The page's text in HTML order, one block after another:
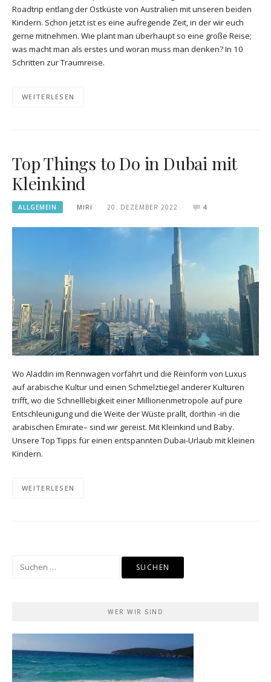
Roadtrip entlang der Ostküste von Australien mit unseren beiden
Kindern. Schon jetzt ist es eine aufregende Zeit, in der wir euch
gerne mitnehmen. Wie plant man überhaupt so eine große Reise;
was macht man als erstes und woran muss man denken? In 10
Schritten zur Traumreise.
WEITERLESEN
Top Things to Do in Dubai mit
Kleinkind
ALLGEMEIN MIRI 20. DEZEMBER 2022 4
Wo Aladdin im Rennwagen vorfährt und die Reinform von Luxus
auf arabische Kultur und einen Schmelztiegel anderer Kulturen
trifft, wo die Schnelllebigkeit einer Millionenmetropole auf pure
Entschleunigung und die Weite der Wüste prallt, dorthin -in die
arabischen Emirate– sind wir gereist. Mit Kleinkind und Baby.
Unsere Top Tipps für einen entspannten Dubai-Urlaub mit kleinen
Kindern.
WEITERLESEN
Suchen
WER WIR SIND